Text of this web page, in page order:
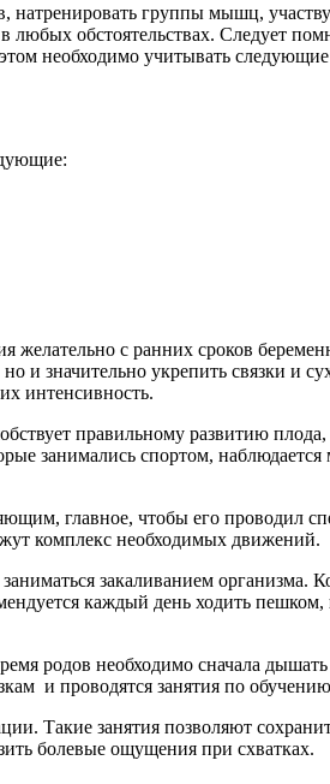
натренировать группы мышц,
обстоятельствах. Следует
необходимо учитывать
с ранних сроков
значительно укрепить связки и
интенсивность.
правильному развитию
занимались спортом,
главное, чтобы его проводил
комплекс необходимых движений.
закаливанием организма.
каждый день ходить
родов необходимо сначала
и проводятся занятия по
Такие занятия позволяют
болевые ощущения при схватках.